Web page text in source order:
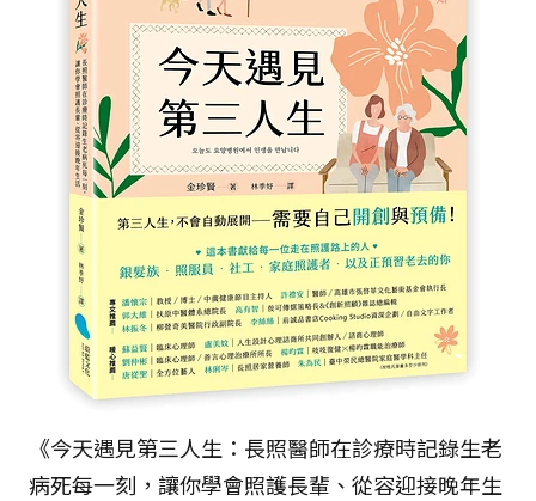
《今天遇見第三人生：長照醫師在診療時記錄生老
病死每一刻，讓你學會照護長輩、從容迎接晚年生